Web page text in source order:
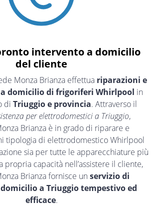
intervento a domicilio
del cliente
Monza Brianza effettua riparazioni e
domicilio di frigoriferi Whirlpool in
di Triuggio e provincia. Attraverso il
per elettrodomestici a Triuggio,
Brianza è in grado di riparare e
tipologia di elettrodomestico Whirlpool
sia per tutte le apparecchiature più
propria capacità nell’assistere il cliente,
Brianza fornisce un servizio di
a Triuggio tempestivo ed
efficace.